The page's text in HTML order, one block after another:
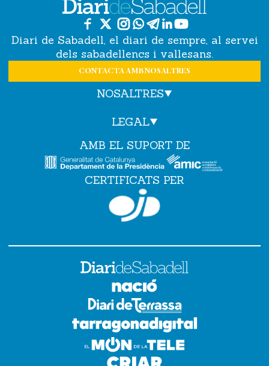
Diari de Sabadell, el diari de sempre, al servei
dels sabadellencs i vallesans.
CONTACTA AMB NOSALTRES
NOSALTRES
LEGAL
AMB EL SUPORT DE
CERTIFICATS PER